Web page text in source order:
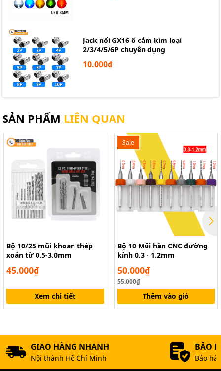
Jack nối GX16 ổ cắm kim loại
2/3/4/5/6P chuyên dụng
10.000₫
SẢN PHẨM LIÊN QUAN
Bộ 10/25 mũi khoan thép
xoắn từ 0.5-3.0mm
45.000₫
Xem chi tiết
Sale
Bộ 10 Mũi hàn CNC đường
kính 0.3 - 1.2mm
50.000₫
55.000₫
Thêm vào giỏ
GIAO HÀNG NHANH
Nội thành Hồ Chí Minh
BẢO
Bảo